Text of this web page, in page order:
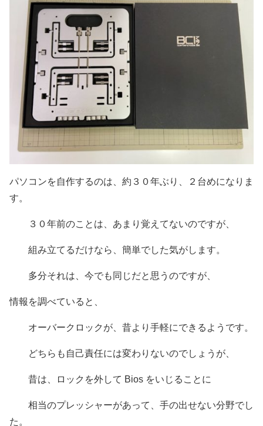
パソコンを自作するのは、約３０年ぶり、２台めになりま
す。
３０年前のことは、あまり覚えてないのですが、
組み立てるだけなら、簡単でした気がします。
多分それは、今でも同じだと思うのですが、
情報を調べていると、
オーバークロックが、昔より手軽にできるようです。
どちらも自己責任には変わりないのでしょうが、
昔は、ロックを外して Bios をいじることに
相当のプレッシャーがあって、手の出せない分野でし
た。